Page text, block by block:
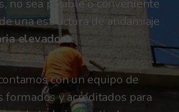
no sea posible o conveniente
una estructura de andamiaje
elevadora.
con un equipo de
formados y acreditados para